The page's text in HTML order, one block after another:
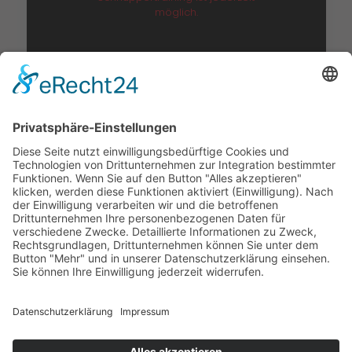
möglich.
Adresse:
Turnverein Miltenberg 1862 e.V.
Churfrankenhalle
Jahnstraße 12
63897 Miltenberg
Kontakt zu den Abteilungen
Who is who >